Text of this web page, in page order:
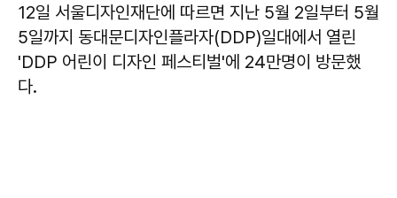
12일 서울디자인재단에 따르면 지난 5월 2일부터 5월
5일까지 동대문디자인플라자(DDP)일대에서 열린
'DDP 어린이 디자인 페스티벌'에 24만명이 방문했
다.